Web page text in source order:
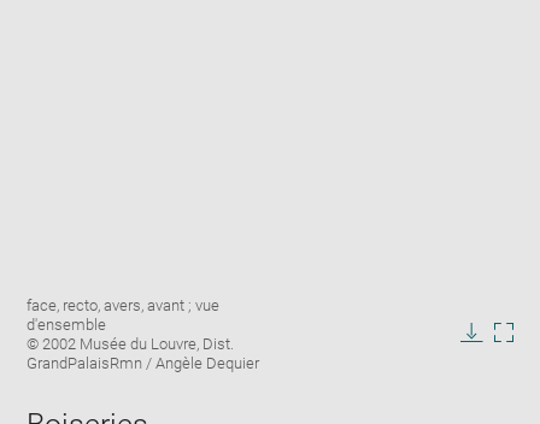
Image
caption:
face, recto, avers, avant ; vue
d'ensemble
© 2002 Musée du Louvre, Dist.
GrandPalaisRmn / Angèle Dequier